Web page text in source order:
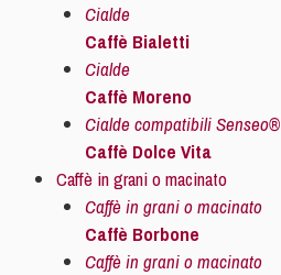
Cialde
Caffè Bialetti
Cialde
Caffè Moreno
Cialde compatibili Senseo®
Caffè Dolce Vita
Caffè in grani o macinato
Caffè in grani o macinato
Caffè Borbone
Caffè in grani o macinato